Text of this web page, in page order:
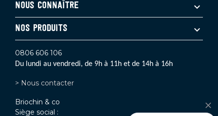
NOUS CONNAÎTRE
NOS PRODUITS
0806 606 106
Du lundi au vendredi, de 9h à 11h et de 14h à 16h
> Nous contacter
Briochin & co
Siège social :